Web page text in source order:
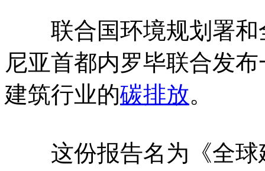
联合国环境规划署和
尼亚首都内罗毕联合发
建筑行业的碳排放。
这份报告名为《全球